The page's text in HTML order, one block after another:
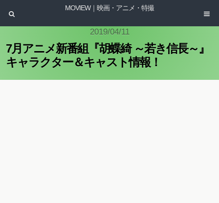
MOVIEW｜映画・アニメ・特撮
2019/04/11
7月アニメ新番組『胡蝶綺 ～若き信長～』
キャラクター＆キャスト情報！